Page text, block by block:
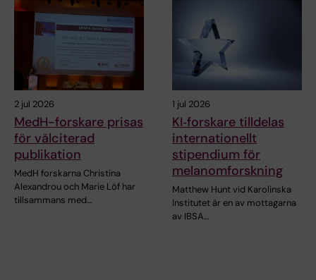
2 jul 2026
MedH-forskare prisas
för välciterad
publikation
MedH forskarna Christina
Alexandrou och Marie Löf har
tillsammans med…
1 jul 2026
KI‑forskare tilldelas
internationellt
stipendium för
melanomforskning
Matthew Hunt vid Karolinska
Institutet är en av mottagarna
av IBSA…